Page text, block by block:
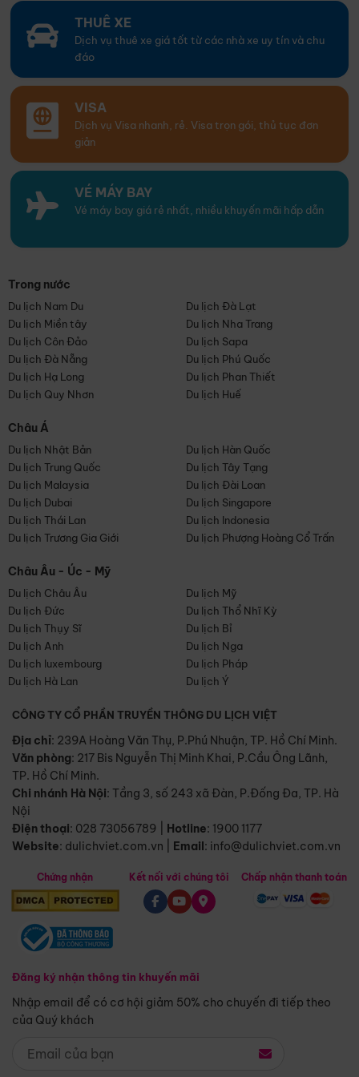
THUÊ XE
Dịch vụ thuê xe giá tốt từ các nhà xe uy tín và chu
đáo
VISA
Dịch vụ Visa nhanh, rẻ. Visa trọn gói, thủ tục đơn
giản
VÉ MÁY BAY
Vé máy bay giá rẻ nhất, nhiều khuyến mãi hấp dẫn
Trong nước
Du lịch Nam Du
Du lịch Đà Lạt
Du lịch Miền tây
Du lịch Nha Trang
Du lịch Côn Đảo
Du lịch Sapa
Du lịch Đà Nẵng
Du lịch Phú Quốc
Du lịch Hạ Long
Du lịch Phan Thiết
Du lịch Quy Nhơn
Du lịch Huế
Châu Á
Du lịch Nhật Bản
Du lịch Hàn Quốc
Du lịch Trung Quốc
Du lịch Tây Tạng
Du lịch Malaysia
Du lịch Đài Loan
Du lịch Dubai
Du lịch Singapore
Du lịch Thái Lan
Du lịch Indonesia
Du lịch Trương Gia Giới
Du lịch Phượng Hoàng Cổ Trấn
Châu Âu - Úc - Mỹ
Du lịch Châu Âu
Du lịch Mỹ
Du lịch Đức
Du lịch Thổ Nhĩ Kỳ
Du lịch Thụy Sĩ
Du lịch Bỉ
Du lịch Anh
Du lịch Nga
Du lịch luxembourg
Du lịch Pháp
Du lịch Hà Lan
Du lịch Ý
CÔNG TY CỔ PHẦN TRUYỀN THÔNG DU LỊCH VIỆT
Địa chỉ: 239A Hoàng Văn Thụ, P.Phú Nhuận, TP. Hồ Chí Minh.
Văn phòng: 217 Bis Nguyễn Thị Minh Khai, P.Cầu Ông Lãnh,
TP. Hồ Chí Minh.
Chi nhánh Hà Nội: Tầng 3, số 243 xã Đàn, P.Đống Đa, TP. Hà
Nội
Điện thoại: 028 73056789 Hotline: 1900 1177
Website: dulichviet.com.vn Email: info@dulichviet.com.vn
Chứng nhận
Đăng ký nhận thông tin khuyến mãi
Nhập email để có cơ hội giảm 50% cho chuyến đi tiếp theo
của Quý khách
Kết nối với chúng tôi Chấp nhận thanh toán